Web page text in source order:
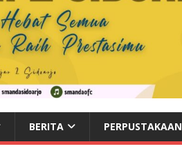
BERITA PERPUSTAKAAN